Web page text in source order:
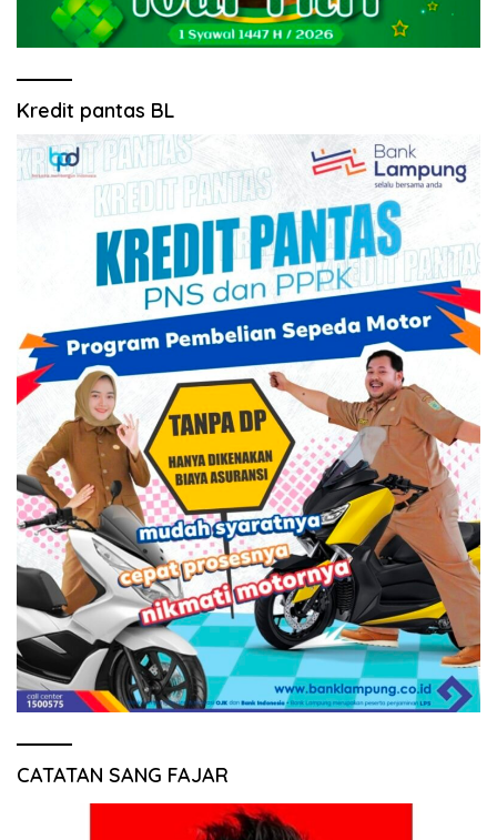
Kredit pantas BL
CATATAN SANG FAJAR